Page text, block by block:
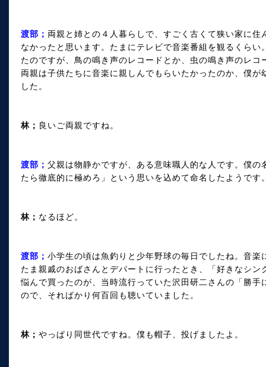
渡部； 両親と姉との４人暮らしで、すごく古くて狭い家に
なかったと思います。たまにテレビで音楽番組を観るくら
たのですが、鳥の鳴き声のレコードとか、虫の鳴き声のレ
両親は子供たちに音楽に親しんでもらいたかったのか、僕
した。
林； 良いご両親ですね。
渡部； 父親は物静かですが、ある意味職人的な人です。僕
たら徹底的に極めろ」という思いを込めて命名したようです
林； なるほど。
渡部； 小学生の頃は魚釣りと少年野球の毎日でしたね。音
たま親戚のおばさんとデパートに行ったとき、「好きなシ
悩んで買ったのが、当時流行っていた沢田研二さんの「勝
ので、そればかり何百回も聴いていました。
林； やっぱり同世代ですね。僕も帽子、投げましたよ。